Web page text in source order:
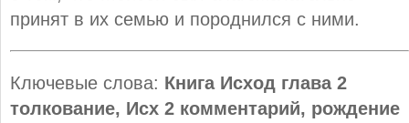
принят в их семью и породнился с ними.
Ключевые слова: Книга Исход глава 2
толкование, Исх 2 комментарий, рождение